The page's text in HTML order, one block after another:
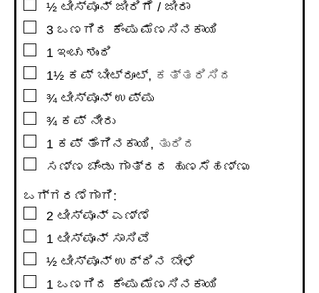
▢½ ಟೀಸ್ಪೂನ್ ಜೀರಿಗೆ / ಜೀರಾ
▢3 ಒಣಗಿದ ಕೆಂಪು ಮೆಣಸಿನಕಾಯಿ
▢1 ಇಂಚು ಶುಂಠಿ
▢1½ ಕಪ್ ಬೀಟ್ರೂಟ್, ಕತ್ತರಿಸಿದ
▢¾ ಟೀಸ್ಪೂನ್ ಉಪ್ಪು
▢¾ ಕಪ್ ನೀರು
▢1 ಕಪ್ ತೆಂಗಿನಕಾಯಿ, ತುರಿದ
ಸಣ್ಣ ಚೆಂಡು ಗಾತ್ರದ ಹುಣಸೆಹಣ್ಣು
ಒಗ್ಗರಣೆಗಾಗಿ:
▢2 ಟೀಸ್ಪೂನ್ ಎಣ್ಣೆ
▢1 ಟೀಸ್ಪೂನ್ ಸಾಸಿವೆ
▢½ ಟೀಸ್ಪೂನ್ ಉದ್ದಿನ ಬೇಳೆ
▢1 ಒಣಗಿದ ಕೆಂಪು ಮೆಣಸಿನಕಾಯಿ